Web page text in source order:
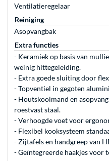
Ventilatieregelaar
Reiniging
Asopvangbak
Extra functies
- Keramiek op basis van
weinig hittegeleiding.
- Extra goede sluiting door
- Topventiel in gegoten
- Houtskoolmand en
roestvast staal.
- Verhoogde voet voor
- Flexibel kooksysteem
- Zijtafels en handgreep van
- Geïntegreerde haakjes voor